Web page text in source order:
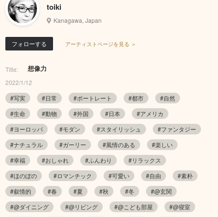
toiki
Kanagawa, Japan
フォローする アーティストページを見る ＞
Title: 想像力
2022/1/12
#写実
#日常 #ポートレート #都市
#自然
#生命
#動物 #外国 #日本
#アメリカ
#ヨーロッパ
#モダン #スタイリッシュ
#ファンタジー
#ナチュラル
#ガーリー #風情のある
#楽しい
#幸福
#おしゃれ #ふんわり
#リラックス
#ほのぼの
#ロマンチック #可愛い #自由
#素朴
#叙情的
#春 #夏 #秋 #冬
#@玄関
#@ダイニング
#@リビング #@こども部屋
#@寝室